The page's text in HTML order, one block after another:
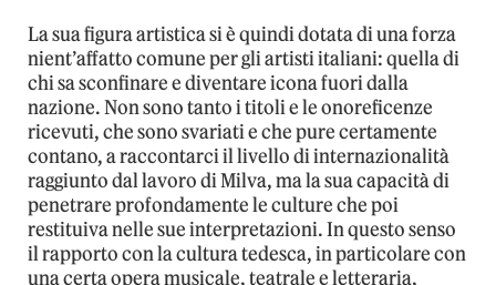
La sua figura artistica si è quindi dotata di una forza
nient’affatto comune per gli artisti italiani: quella di
chi sa sconfinare e diventare icona fuori dalla
nazione. Non sono tanto i titoli e le onoreficenze
ricevuti, che sono svariati e che pure certamente
contano, a raccontarci il livello di internazionalità
raggiunto dal lavoro di Milva, ma la sua capacità di
penetrare profondamente le culture che poi
restituiva nelle sue interpretazioni. In questo senso
il rapporto con la cultura tedesca, in particolare con
una certa opera musicale, teatrale e letteraria,